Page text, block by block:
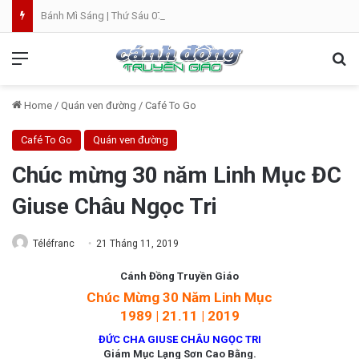
Home / Quán ven đường / Café To Go
Café To Go Quán ven đường
Chúc mừng 30 năm Linh Mục ĐC
Giuse Châu Ngọc Tri
Téléfranc 21 Tháng 11, 2019
Cánh Đồng Truyền Giáo
Chúc Mừng 30 Năm Linh Mục
1989 | 21.11 | 2019
ĐỨC CHA GIUSE CHÂU NGỌC TRI
Giám Mục Lạng Sơn Cao Bằng.